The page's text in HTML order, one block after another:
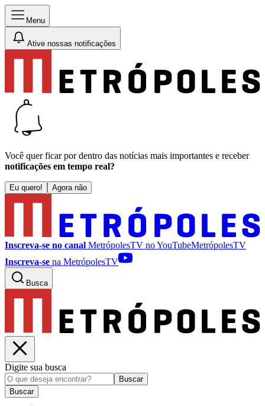
Menu
Ative nossas notificações
Você quer ficar por dentro das notícias mais importantes e receber
notificações em tempo real?
Eu quero! Agora não
Inscreva-se no canal MetrópolesTV noYouTubeMetrópolesTV
Inscreva-se na MetrópolesTV
Busca
Digite sua busca
Buscar
Buscar